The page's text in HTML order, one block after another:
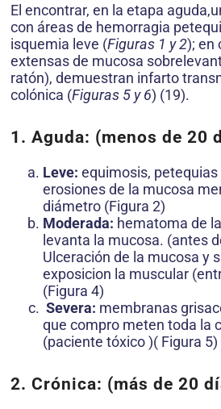
El encontrar, en la etapa
con áreas de hemorragia
isquemia leve (Figuras 1 y 2); en
extensas de mucosa
ratón), demuestran infarto
colónica (Figuras 5 y 6) (19).
1. Aguda: (menos de 20
Leve: equimosis, petequias
erosiones de la mucosa
diámetro (Figura 2)
Moderada: hematoma de
levanta la mucosa. (antes
Ulceración de la mucosa y
exposicion la muscular
(Figura 4)
Severa: membranas
que compro meten toda la
(paciente tóxico )( Figura 5)
2. Crónica: (más de 20